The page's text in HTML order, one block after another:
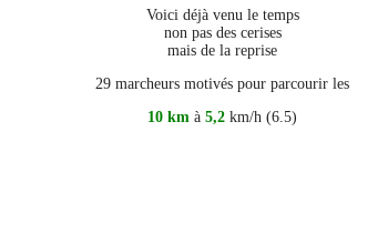
Voici déjà venu le temps
non pas des cerises
mais de la reprise
29 marcheurs motivés pour parcourir les
10 km à 5,2 km/h (6.5)